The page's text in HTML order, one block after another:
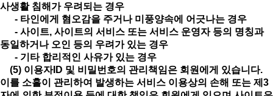
사생활 침해가 우려되는 경우
- 타인에게 혐오감을 주거나 미풍양속에 어긋나는 경우
- 사이트, 사이트의 서비스 또는 서비스 운영자 등의 명칭과
동일하거나 오인 등의 우려가 있는 경우
- 기타 합리적인 사유가 있는 경우
(5) 이용자ID 및 비밀번호의 관리책임은 회원에게 있습니다.
이를 소홀이 관리하여 발생하는 서비스 이용상의 손해 또는 제3